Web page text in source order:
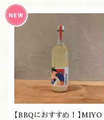
【BBQにおすすめ！】MIYO